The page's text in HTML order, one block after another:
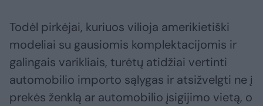
Todėl pirkėjai, kuriuos vilioja amerikietiški
modeliai su gausiomis komplektacijomis ir
galingais varikliais, turėtų atidžiai vertinti
automobilio importo sąlygas ir atsižvelgti ne į
prekės ženklą ar automobilio įsigijimo vietą, o